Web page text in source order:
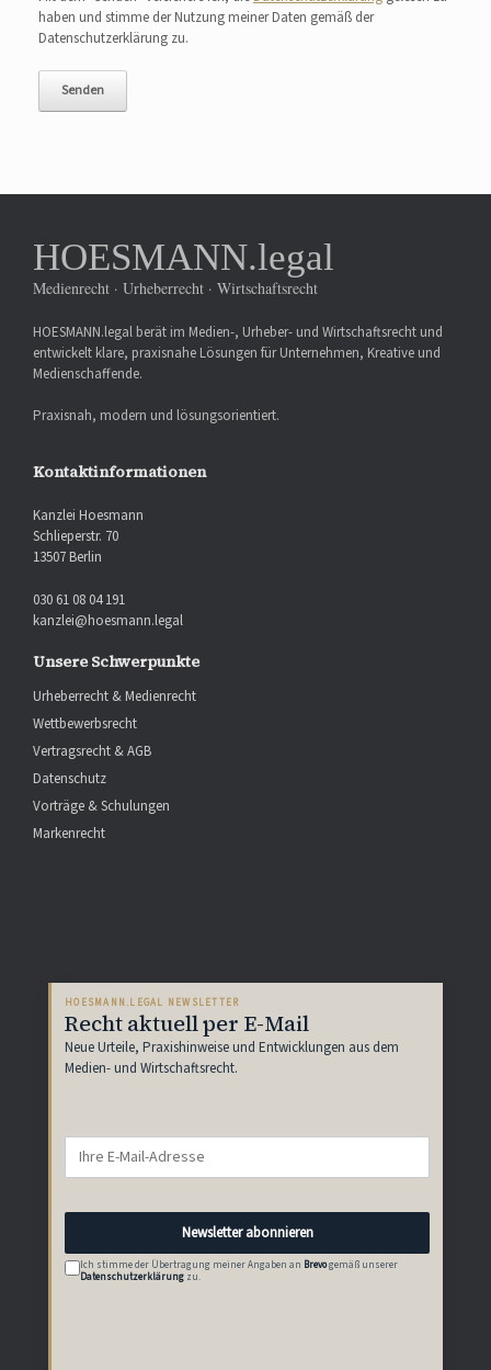
haben und stimme der Nutzung meiner Daten gemäß der
Datenschutzerklärung zu.
HOESMANN.legal
Medienrecht · Urheberrecht · Wirtschaftsrecht
HOESMANN.legal berät im Medien-, Urheber- und Wirtschaftsrecht und
entwickelt klare, praxisnahe Lösungen für Unternehmen, Kreative und
Medienschaffende.
Praxisnah, modern und lösungsorientiert.
Kontaktinformationen
Kanzlei Hoesmann
Schlieperstr. 70
13507 Berlin
030 61 08 04 191
kanzlei@hoesmann.legal
Unsere Schwerpunkte
Urheberrecht & Medienrecht
Wettbewerbsrecht
Vertragsrecht & AGB
Datenschutz
Vorträge & Schulungen
Markenrecht
HOESMANN.LEGAL NEWSLETTER
Recht aktuell per E-Mail
Neue Urteile, Praxishinweise und Entwicklungen aus dem
Medien- und Wirtschaftsrecht.
Newsletter abonnieren
Ich stimme der Übertragung meiner Angaben an Brevogemäß unserer
Datenschutzerklärung zu.